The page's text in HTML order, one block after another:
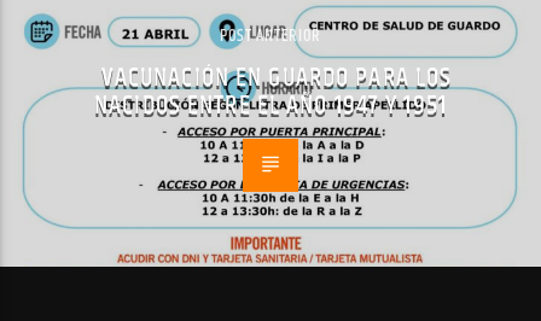
POST ANTERIOR
VACUNACIÓN EN GUARDO PARA LOS
NACIDOS ENTRE EL AÑO 1947 Y 1951